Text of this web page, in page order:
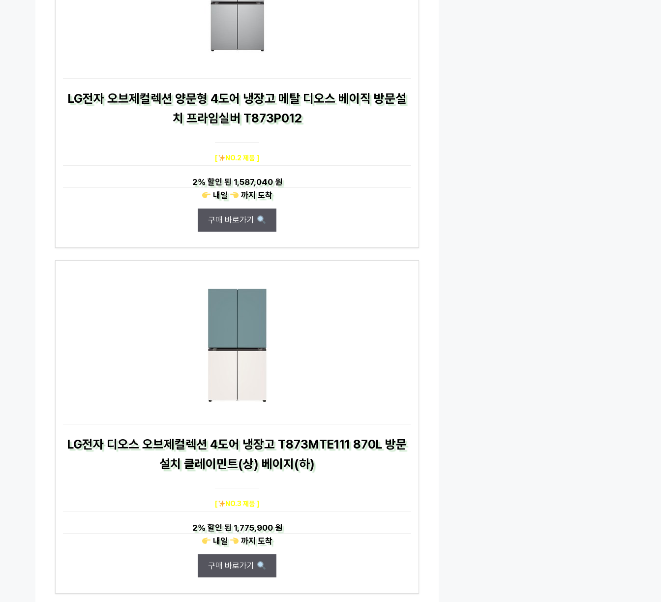
LG전자 오브제컬렉션 양문형 4도어 냉장고 메탈 디오스 베이직 방문설
치 프라임실버 T873P012
[ NO.2 제품 ]
2%할인 된1,587,040 원
내일
까지도착
구매 바로가기
LG전자 디오스 오브제컬렉션 4도어 냉장고 T873MTE111 870L 방문
설치 클레이민트(상) 베이지(하)
[ NO.3 제품 ]
2%할인 된1,775,900 원
내일
까지도착
구매 바로가기